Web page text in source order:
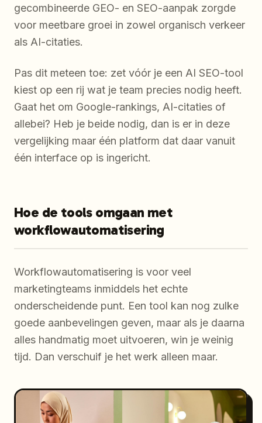
gecombineerde GEO- en SEO-aanpak zorgde
voor meetbare groei in zowel organisch verkeer
als AI-citaties.
Pas dit meteen toe: zet vóór je een AI SEO-tool
kiest op een rij wat je team precies nodig heeft.
Gaat het om Google-rankings, AI-citaties of
allebei? Heb je beide nodig, dan is er in deze
vergelijking maar één platform dat daar vanuit
één interface op is ingericht.
Hoe de tools omgaan met
workflowautomatisering
Workflowautomatisering is voor veel
marketingteams inmiddels het echte
onderscheidende punt. Een tool kan nog zulke
goede aanbevelingen geven, maar als je daarna
alles handmatig moet uitvoeren, win je weinig
tijd. Dan verschuif je het werk alleen maar.